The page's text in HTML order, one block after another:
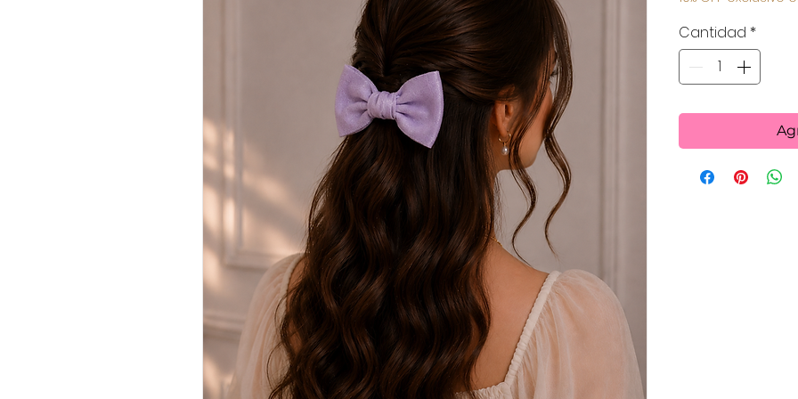
Cantidad *